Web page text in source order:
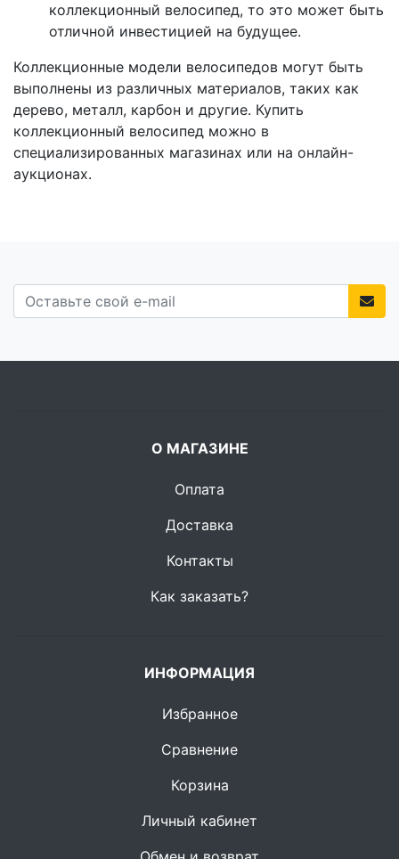
коллекционный велосипед, то это может быть
отличной инвестицией на будущее.
Коллекционные модели велосипедов могут быть
выполнены из различных материалов, таких как
дерево, металл, карбон и другие. Купить
коллекционный велосипед можно в
специализированных магазинах или на онлайн-
аукционах.
О МАГАЗИНЕ
Оплата
Доставка
Контакты
Как заказать?
ИНФОРМАЦИЯ
Избранное
Сравнение
Корзина
Личный кабинет